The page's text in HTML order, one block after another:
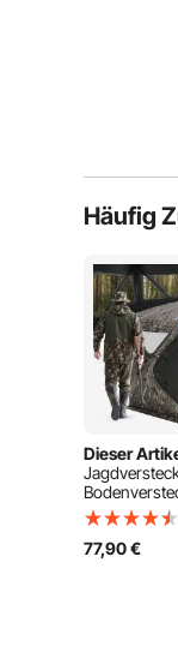
Häufig
Dieser
Personen
Tragetasche,
77,90€